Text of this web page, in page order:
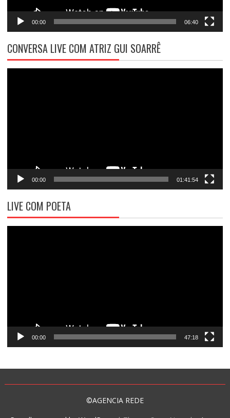
00:00 06:40
CONVERSA LIVE COM ATRIZ GUI SOARRÊ
00:00 01:41:54
LIVE COM POETA
00:00 47:18
©AGENCIA REDE